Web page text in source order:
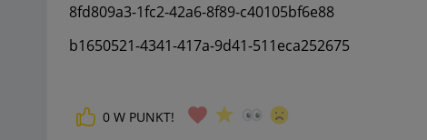
8fd809a3-1fc2-42a6-8f89-c40105bf6e88
b1650521-4341-417a-9d41-511eca252675
0 W PUNKT!